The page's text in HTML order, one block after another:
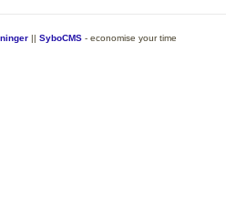
SyboCMS - economise your time